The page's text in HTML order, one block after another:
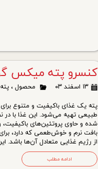
کنسرو پته میکس
۱۳ اسفند ۰۳ محصول ،پته
پته یک غذای باکیفیت و متنوع
طبیعی تهیه می‌شود. این غذا با در
شده و حاوی پروتئین‌های
بافت نرم و خوش‌طعمی که دارد،
از رژیم غذایی متعادل آن‌ها باشد.
ادامه مطلب